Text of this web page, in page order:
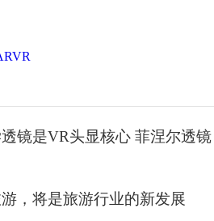
镜是VR头显核心 菲涅尔透镜
，将是旅游行业的新发展